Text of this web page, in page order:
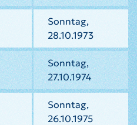
Sonntag,
28.10.1973
Sonntag,
27.10.1974
Sonntag,
26.10.1975